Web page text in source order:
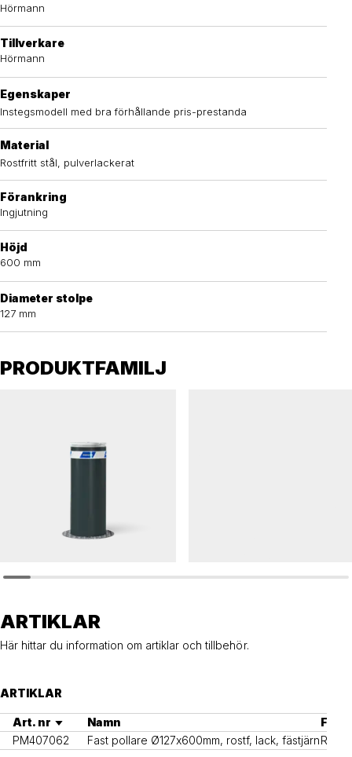
Hörmann
Tillverkare
Hörmann
Egenskaper
Instegsmodell med bra förhållande pris-prestanda
Material
Rostfritt stål, pulverlackerat
Förankring
Ingjutning
Höjd
600 mm
Diameter stolpe
127 mm
PRODUKTFAMILJ
ARTIKLAR
Här hittar du information om artiklar och tillbehör.
ARTIKLAR
Art. nr Namn
Färg
PM407062
Fast pollare Ø127x600mm, rostf, lack, fästjärn